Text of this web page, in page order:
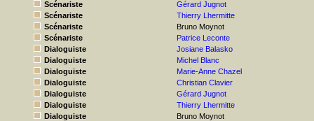
Scénariste
Gérard Jugnot
Scénariste
Thierry Lhermitte
Scénariste
Bruno Moynot
Scénariste
Patrice Leconte
Dialoguiste
Josiane Balasko
Dialoguiste
Michel Blanc
Dialoguiste
Marie-Anne Chazel
Dialoguiste
Christian Clavier
Dialoguiste
Gérard Jugnot
Dialoguiste
Thierry Lhermitte
Dialoguiste
Bruno Moynot